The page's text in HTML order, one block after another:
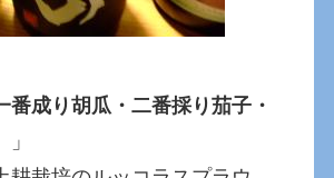
番成り胡瓜・二番採り茄子・
」